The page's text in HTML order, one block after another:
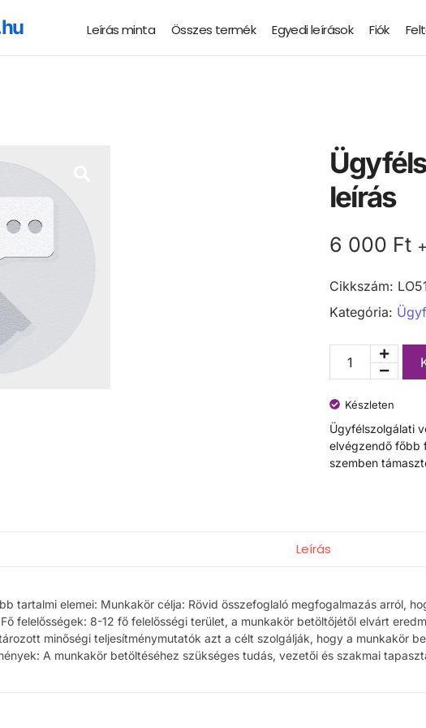
Leírás minta Összes termék Egyedi leírások Fiók
leírás
6 000 Ft
Cikkszám: LO51
Kategória:
Készleten
Ügyfélszolgálati
elvégzendő főbb
szemben
Leírás
tartalmi elemei: Munkakör célja: Rövid összefoglaló megfogalmazás arról,
felelősségek: 8-12 fő felelősségi terület, a munkakör betöltőjétől elvárt
minőségi teljesítménymutatók azt a célt szolgálják, hogy a munkakör
A munkakör betöltéséhez szükséges tudás, vezetői és szakmai